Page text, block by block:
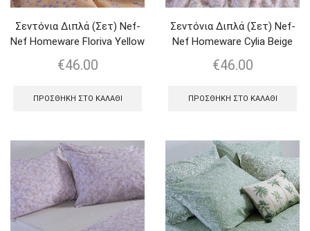
Σεντόνια Διπλά (Σετ) Nef-
Nef Homeware Floriva Yellow
€46.00
ΠΡΟΣΘΉΚΗ ΣΤΟ ΚΑΛΆΘΙ
Σεντόνια Διπλά (Σετ) Nef-
Nef Homeware Cylia Beige
€46.00
ΠΡΟΣΘΉΚΗ ΣΤΟ ΚΑΛΆΘΙ